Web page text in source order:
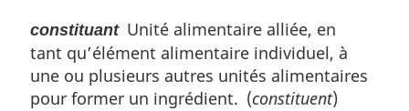
constituantUnité alimentaire alliée, en
tant qu’élément alimentaire individuel, à
une ou plusieurs autres unités alimentaires
pour former un ingrédient. (constituent)